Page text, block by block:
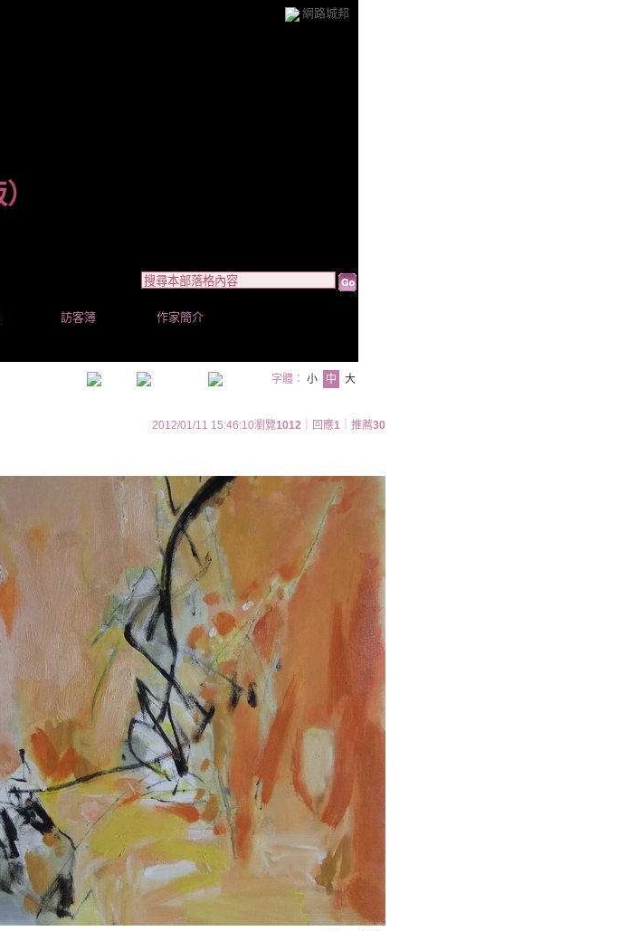
網路城邦
）
訪客簿 作家簡介
字體： 小 中 大
2012/01/11 15:46:10瀏覽1012 ｜回應1 ｜推薦30